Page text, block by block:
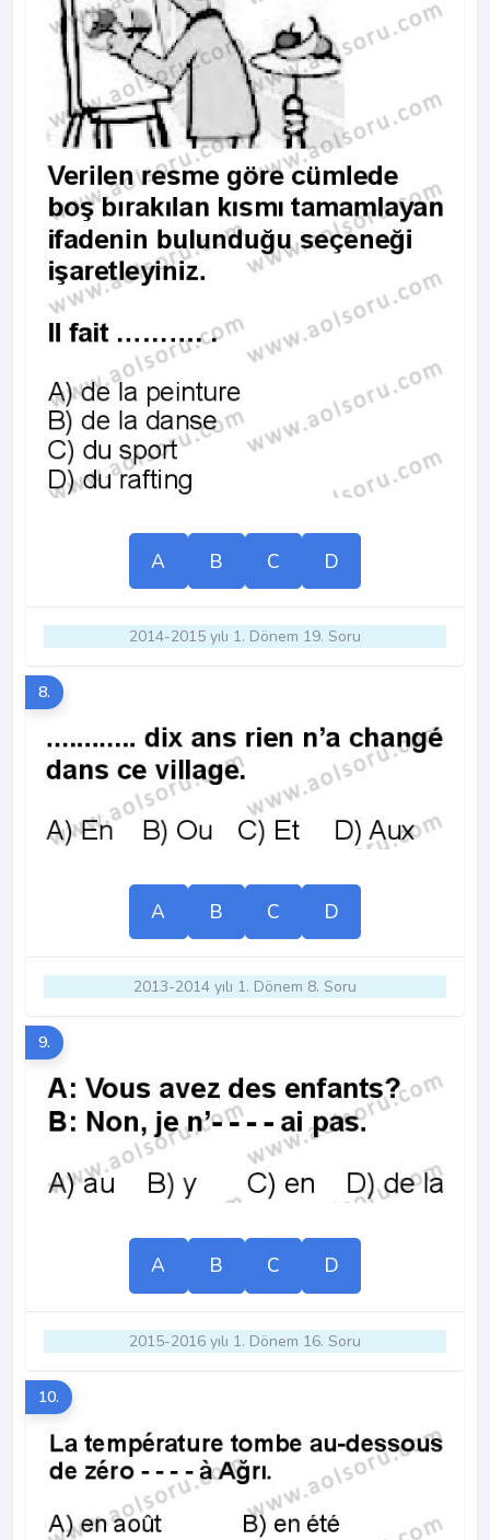
A B C D
2014-2015 yılı 1. Dönem 19. Soru
8.
A B C D
2013-2014 yılı 1. Dönem 8. Soru
9.
A B C D
2015-2016 yılı 1. Dönem 16. Soru
10.